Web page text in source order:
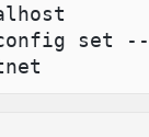
set --